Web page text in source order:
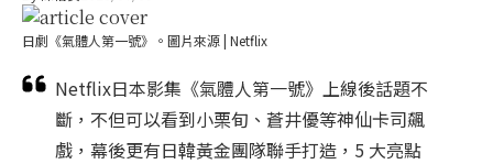
日劇《氣體人第一號》。圖片來源 | Netflix
Netflix日本影集《氣體人第一號》上線後話題不
斷，不但可以看到小栗旬、蒼井優等神仙卡司飆
戲，幕後更有日韓黃金團隊聯手打造，5 大亮點